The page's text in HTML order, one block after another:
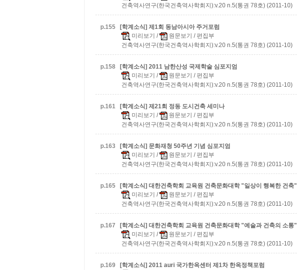
건축역사연구(한국건축역사학회지):v.20 n.5(통권 78호) (2011-10)
p.155
[학계소식] 제1회 동남아시아 주거포럼
미리보기 / 원문보기 / 편집부
건축역사연구(한국건축역사학회지):v.20 n.5(통권 78호) (2011-10)
p.158
[학계소식] 2011 남한산성 국제학술 심포지엄
미리보기 / 원문보기 / 편집부
건축역사연구(한국건축역사학회지):v.20 n.5(통권 78호) (2011-10)
p.161
[학계소식] 제21회 정동 도시건축 세미나
미리보기 / 원문보기 / 편집부
건축역사연구(한국건축역사학회지):v.20 n.5(통권 78호) (2011-10)
p.163
[학계소식] 문화재청 50주년 기념 심포지엄
미리보기 / 원문보기 / 편집부
건축역사연구(한국건축역사학회지):v.20 n.5(통권 78호) (2011-10)
p.165
[학계소식] 대한건축학회 교육원 건축문화대학 "일상이 행복한 건축"
미리보기 / 원문보기 / 편집부
건축역사연구(한국건축역사학회지):v.20 n.5(통권 78호) (2011-10)
p.167
[학계소식] 대한건축학회 교육원 건축문화대학 "예술과 건축의 소통"
미리보기 / 원문보기 / 편집부
건축역사연구(한국건축역사학회지):v.20 n.5(통권 78호) (2011-10)
p.169
[학계소식] 2011 auri 국가한옥센터 제1차 한옥정책포럼